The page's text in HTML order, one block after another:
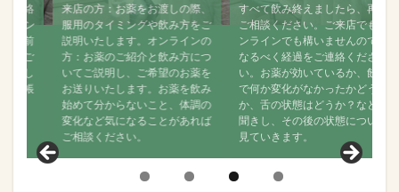
来店の方：お薬をお渡しの際、
服用のタイミングや飲み方をご
説明いたします。オンラインの
方：お薬のご紹介と飲み方につ
いてご説明し、ご希望のお薬を
お送りいたします。お薬を飲み
始めて分からないこと、体調の
変化など気になることがあれば
ご相談ください。
すべて飲み終えましたら、再度
ご相談ください。ご来店でもオ
ンラインでも構いませんので、
なるべく経過をご連絡くださ
い。お薬が効いているか、飲ん
で何か変化がなかったかどう
か、舌の状態はどうか？などお
聞きし、その後の状態について
見ていきます。